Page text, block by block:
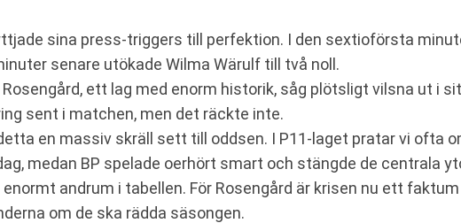
sina press-triggers till perfektion. I den sextioförsta
senare utökade Wilma Wärulf till två noll.
ett lag med enorm historik, såg plötsligt vilsna ut i
sent i matchen, men det räckte inte.
en massiv skräll sett till oddsen. I P11-laget pratar vi ofta
medan BP spelade oerhört smart och stängde de centrala
andrum i tabellen. För Rosengård är krisen nu ett
om de ska rädda säsongen.